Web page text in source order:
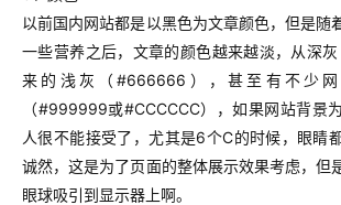
以前国内网站都是以黑色为文章颜色，但是随
一些营养之后，文章的颜色越来越淡，从深
来的浅灰（#666666），甚至有不少
（#999999或#CCCCCC），如果网站背景
人很不能接受了，尤其是6个C的时候，眼睛
诚然，这是为了页面的整体展示效果考虑，但
眼球吸引到显示器上啊。